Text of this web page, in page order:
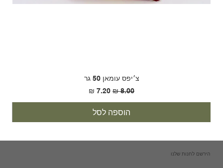
צ׳יפס עומאן 50 גר
מחיר רגילמחיר מבצע
הוספה לסל
הירשם לחנות שלנו